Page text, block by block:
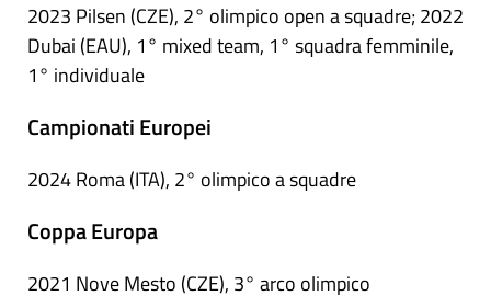
2023 Pilsen (CZE), 2° olimpico open a squadre; 2022
Dubai (EAU), 1° mixed team, 1° squadra femminile,
1° individuale
Campionati Europei
2024 Roma (ITA), 2° olimpico a squadre
Coppa Europa
2021 Nove Mesto (CZE), 3° arco olimpico